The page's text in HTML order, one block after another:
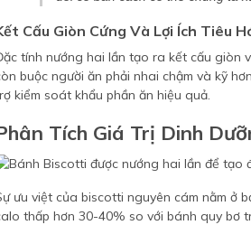
Cấu Giòn Cứng Và Lợi Ích Tiêu
tính nướng hai lần tạo ra kết cấu giòn
buộc người ăn phải nhai chậm và kỹ
kiểm soát khẩu phần ăn hiệu quả.
Tích Giá Trị Dinh
ưu việt của biscotti nguyên cám nằm ở
thấp hơn 30-40% so với bánh quy bơ